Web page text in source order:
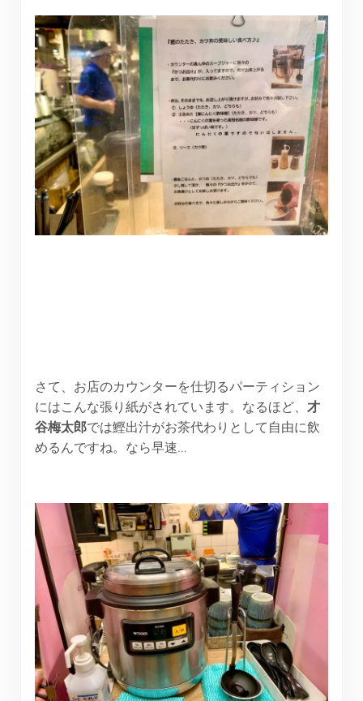
さて、お店のカウンターを仕切るパーティション
にはこんな張り紙がされています。なるほど、 才
谷梅太郎では鰹出汁がお茶代わりとして自由に飲
めるんですね。なら早速…